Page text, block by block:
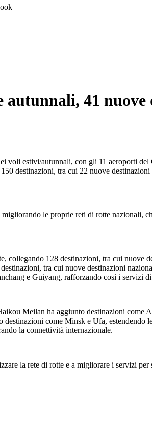
41 nuove
voli estivi/autunnali, con gli 11 aeroporti
destinazioni, tra cui 22 nuove
le proprie reti di rotte nazionali,
128 destinazioni, tra cui nuove
tra cui nuove destinazioni
e Guiyang, rafforzando così i servizi
Meilan ha aggiunto destinazioni
come Minsk e Ufa, estendendo
la connettività internazionale.
la rete di rotte e a migliorare i servizi